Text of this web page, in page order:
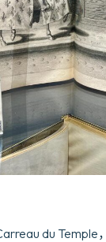
du Temple